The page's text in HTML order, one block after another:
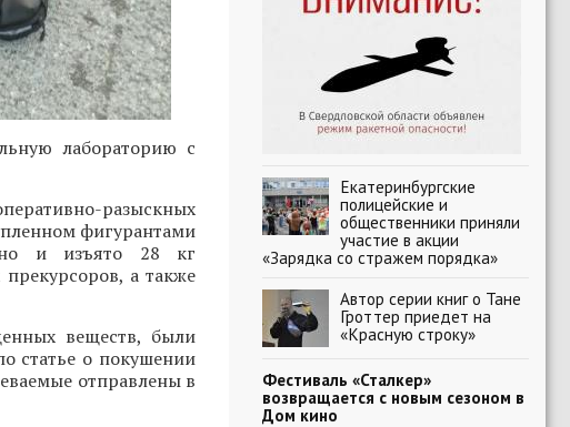
лабораторию с
разыскных
фигурантами
и изъято 28 кг
прекурсоров, а также
веществ, были
статье о покушении
отправлены в
Екатеринбургские
полицейские и
общественники приняли
участие в акции
«Зарядка со стражем порядка»
Автор серии книг о Тане
Гроттер приедет на
«Красную строку»
Фестиваль «Сталкер»
возвращается с новым сезоном в
Дом кино